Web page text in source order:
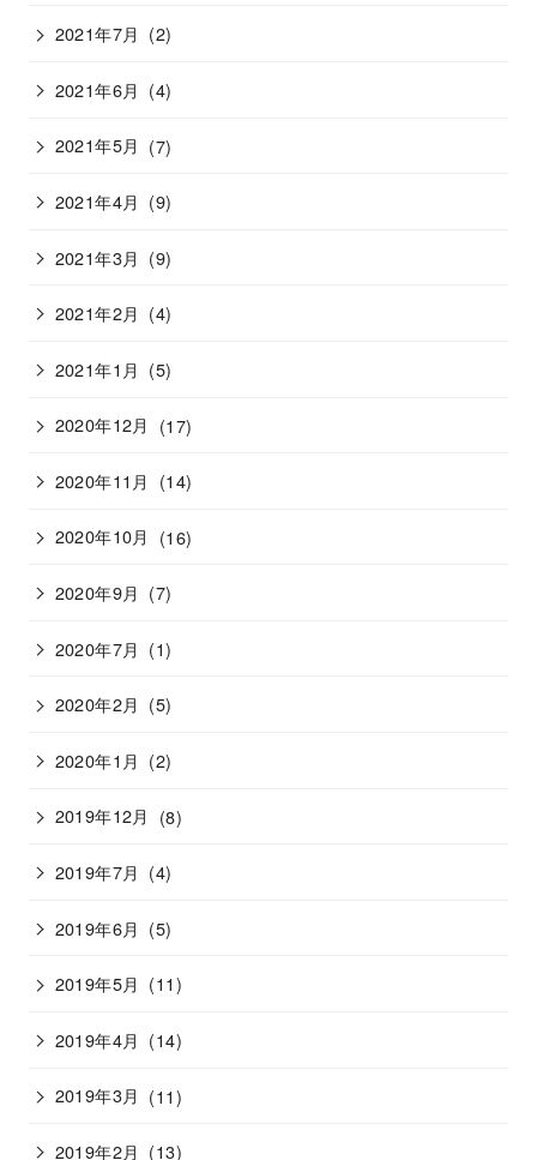
2021年7月 (2)
2021年6月 (4)
2021年5月 (7)
2021年4月 (9)
2021年3月 (9)
2021年2月 (4)
2021年1月 (5)
2020年12月 (17)
2020年11月 (14)
2020年10月 (16)
2020年9月 (7)
2020年7月 (1)
2020年2月 (5)
2020年1月 (2)
2019年12月 (8)
2019年7月 (4)
2019年6月 (5)
2019年5月 (11)
2019年4月 (14)
2019年3月 (11)
2019年2月 (13)